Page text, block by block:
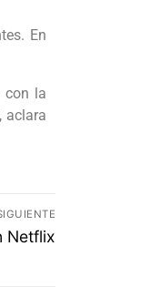
En
con la
aclara
Netflix